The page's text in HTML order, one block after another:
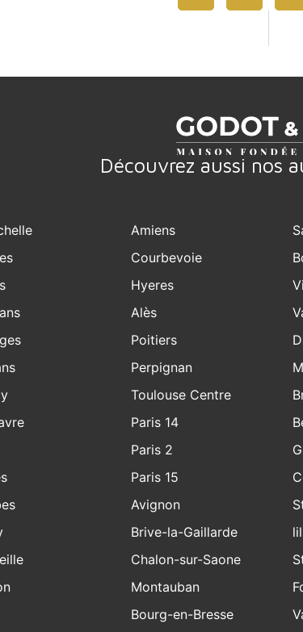
Découvrez aussi nos
Amiens
Courbevoie
Hyeres
Alès
Poitiers
Perpignan
Toulouse Centre
Paris 14
Paris 2
Paris 15
Avignon
Brive-la-Gaillarde
Chalon-sur-Saone
Montauban
Bourg-en-Bresse